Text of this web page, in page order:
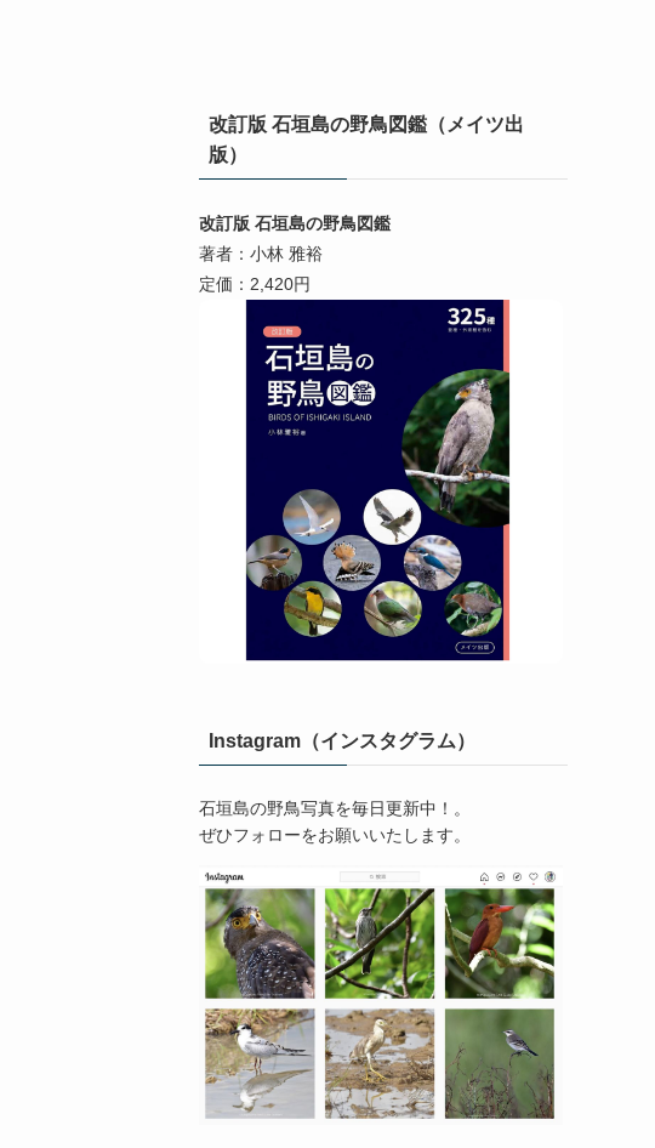
改訂版 石垣島の野鳥図鑑（メイツ出
版）
改訂版 石垣島の野鳥図鑑
著者：小林 雅裕
定価：2,420円
Instagram（インスタグラム）
石垣島の野鳥写真を毎日更新中！。
ぜひフォローをお願いいたします。